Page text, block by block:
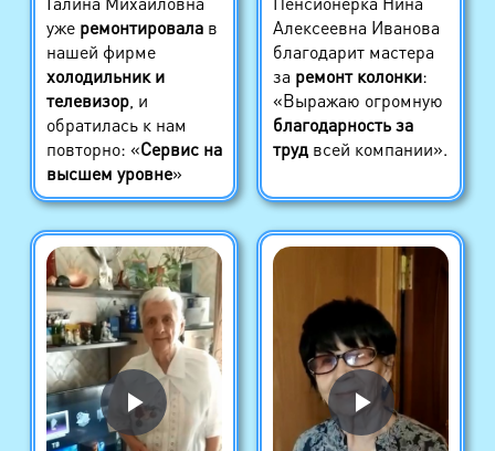
уже ремонтировалав
нашей фирме
холодильник и
телевизор, и
обратилась к нам
повторно: «Сервис на
высшем уровне»
Алексеевна Иванова
благодарит мастера
за ремонт колонки:
«Выражаю огромную
благодарность за
трудвсей компании».